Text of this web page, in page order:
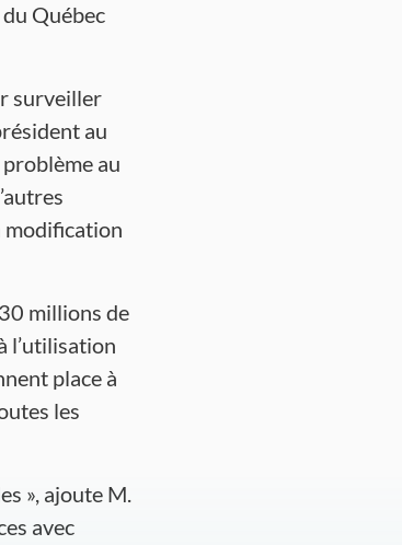
Québec
surveiller
au
au
modification
millions de
l’utilisation
place à
les
», ajoute M.
avec